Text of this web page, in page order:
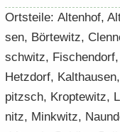
Orts­tei­le: Al­ten­hof,
sen, Bör­te­witz,
schwitz,
Hetz­dorf,
pitzsch, Krop­te­witz,
nitz, Mink­witz,